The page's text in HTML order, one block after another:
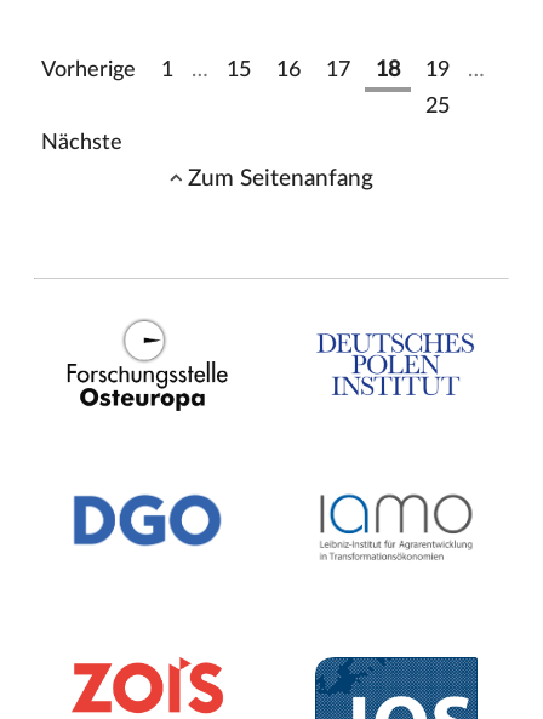
Vorherige 1 … 15 16 17 18 19
…
25
Nächste
Zum Seitenanfang